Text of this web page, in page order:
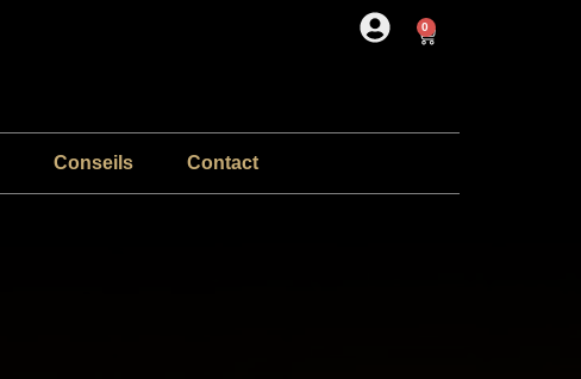
0
Conseils Contact